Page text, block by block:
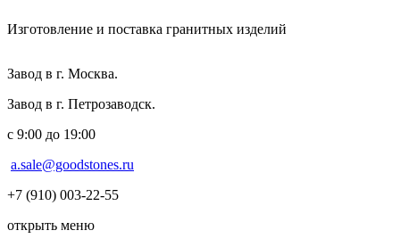
Изготовление и поставка гранитных изделий
Завод в г. Москва.
Завод в г. Петрозаводск.
с 9:00 до 19:00
a.sale@goodstones.ru
+7 (910) 003-22-55
открыть меню